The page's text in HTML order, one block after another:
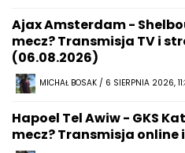
Ajax Amsterdam -
mecz? Transmisja TV i
(06.08.2026)
MICHAŁ BOSAK / 6 SIERPNIA 2026,
Hapoel Tel Awiw - GKS
mecz? Transmisja online